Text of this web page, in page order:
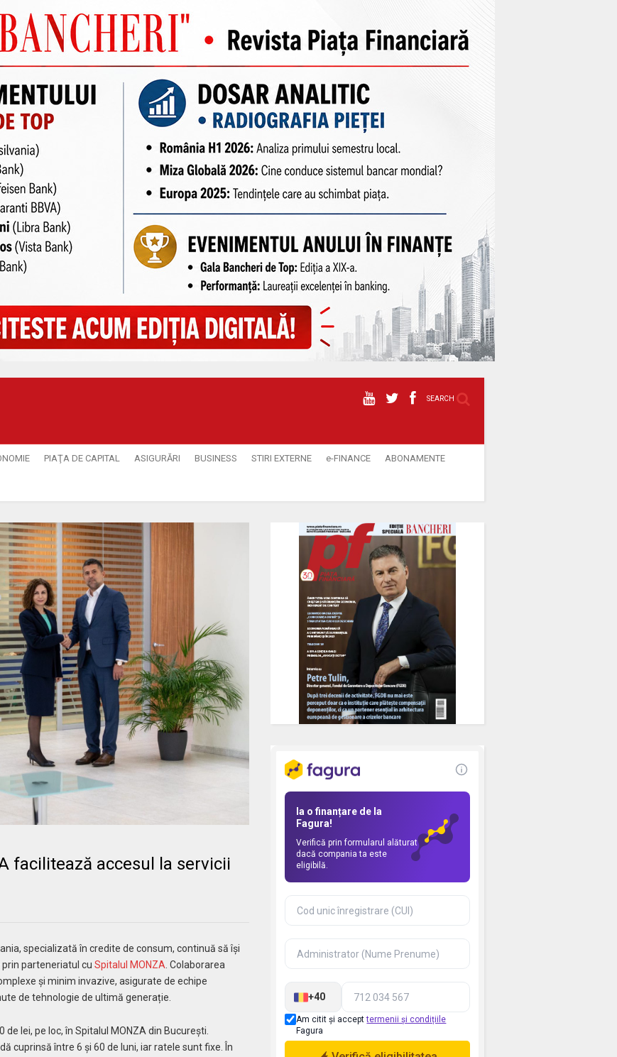
SEARCH
PIAŢA DE CAPITAL ASIGURĂRI BUSINESS STIRI EXTERNE e-FINANCE ABONAMENTE
facilitează accesul la servicii
specializată în credite de consum, continuă să își
parteneriatul cu Spitalul MONZA. Colaborarea
și minim invazive, asigurate de echipe
de tehnologie de ultimă generație.
lei, pe loc, în Spitalul MONZA din București.
cuprinsă între 6 și 60 de luni, iar ratele sunt fixe. În